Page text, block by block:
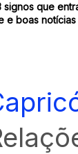
signos que
e boas notícias